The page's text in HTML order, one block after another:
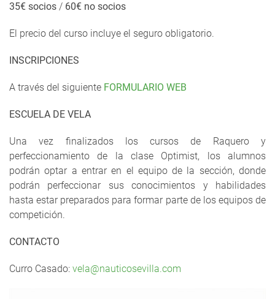
35€ socios / 60€ no socios
El precio del curso incluye el seguro obligatorio.
INSCRIPCIONES
A través del siguiente FORMULARIO WEB
ESCUELA DE VELA
Una vez finalizados los cursos de Raquero y
perfeccionamiento de la clase Optimist, los alumnos
podrán optar a entrar en el equipo de la sección, donde
podrán perfeccionar sus conocimientos y habilidades
hasta estar preparados para formar parte de los equipos de
competición.
CONTACTO
Curro Casado: vela@nauticosevilla.com